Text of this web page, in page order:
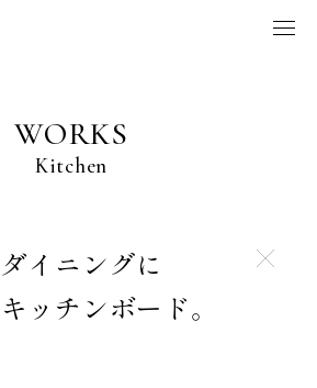
WORKS
Kitchen
イニングに
ッチンボード。